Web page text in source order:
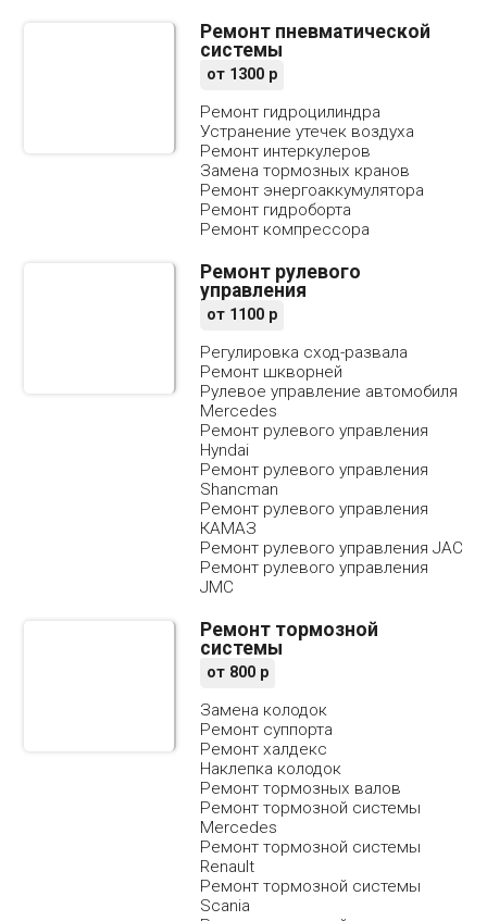
Ремонт пневматической
системы
от 1300р
Ремонт гидроцилиндра
Устранение утечек воздуха
Ремонт интеркулеров
Замена тормозных кранов
Ремонт энергоаккумулятора
Ремонт гидроборта
Ремонт компрессора
Ремонт рулевого
управления
от 1100р
Регулировка сход-развала
Ремонт шкворней
Рулевое управление автомобиля
Mercedes
Ремонт рулевого управления
Hyndai
Ремонт рулевого управления
Shancman
Ремонт рулевого управления
КАМАЗ
Ремонт рулевого управления JAC
Ремонт рулевого управления
JMC
Ремонт тормозной
системы
от 800р
Замена колодок
Ремонт суппорта
Ремонт халдекс
Наклепка колодок
Ремонт тормозных валов
Ремонт тормозной системы
Mercedes
Ремонт тормозной системы
Renault
Ремонт тормозной системы
Scania